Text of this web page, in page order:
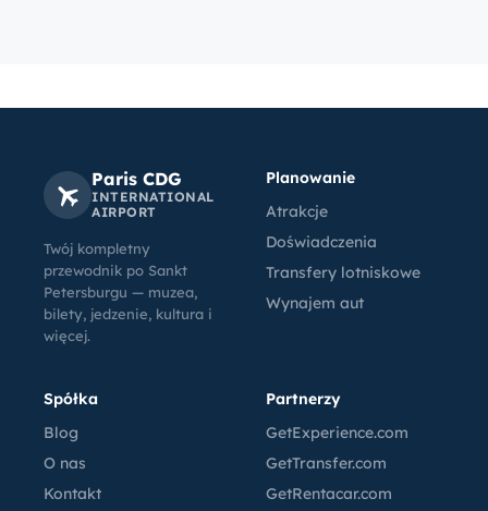
Paris CDG
INTERNATIONAL
AIRPORT
Twój kompletny
przewodnik po Sankt
Petersburgu — muzea,
bilety, jedzenie, kultura i
więcej.
Planowanie
Atrakcje
Doświadczenia
Transfery lotniskowe
Wynajem aut
Spółka
Blog
O nas
Kontakt
Partnerzy
GetExperience.com
GetTransfer.com
GetRentacar.com